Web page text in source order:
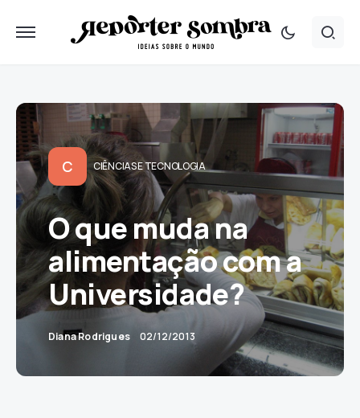
C CIÊNCIAS E TECNOLOGIA
O que muda na
alimentação com a
Universidade?
Diana Rodrigues 02/12/2013